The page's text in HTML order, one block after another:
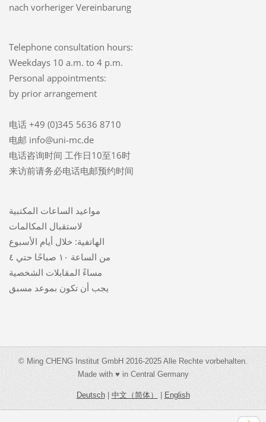
nach vorheriger Vereinbarung
Telephone consultation hours:
Weekdays 10 a.m. to 4 p.m.
Personal appointments:
by prior arrangement
电话 +49 (0)345 5636 8710
电邮 info@uni-mc.de
电话咨询时间 工作日10至16时
来访前请务必电话电邮预约时间
مواعيد الساعات المكتبية
لاستقبال المكالمات
الهاتفية: خلال أيام الأسبوع
من الساعة ١٠ صباحًا حتي ٤
مساءً المقابلات الشخصية
يجب أن تكون بموعد مسبق
© Ming CHENG Institut GmbH 2016-2025 Alle Rechte vorbehalten.
Made with ♥ in Central Germany
Deutsch|中文（简体）|English